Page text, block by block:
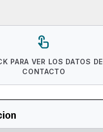
touch_app
PARA VER LOS DATOS DE
CONTACTO